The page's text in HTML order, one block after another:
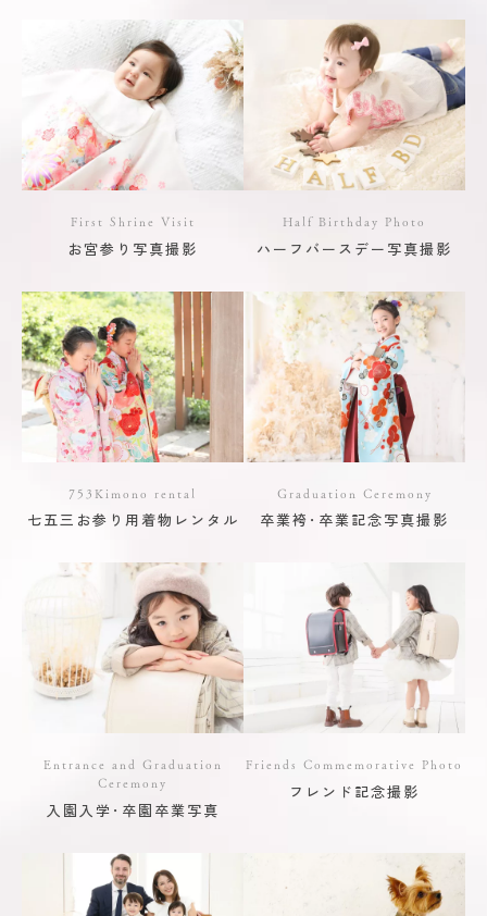
First Shrine Visit
お宮参り写真撮影
Half Birthday Photo
ハーフバースデー写真撮影
753Kimono rental
七五三お参り用着物レンタル
Graduation Ceremony
卒業袴･卒業記念写真撮影
Entrance and Graduation
Ceremony
入園入学･卒園卒業写真
Friends Commemorative Photo
フレンド記念撮影